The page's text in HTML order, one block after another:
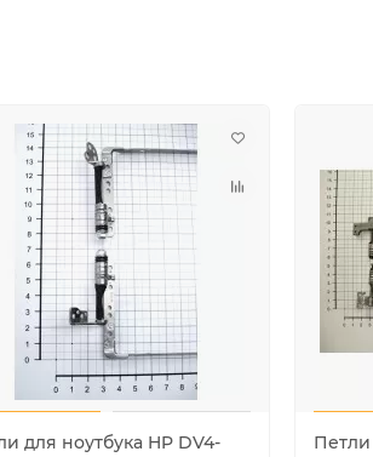
для ноутбука HP DV4-
Петли